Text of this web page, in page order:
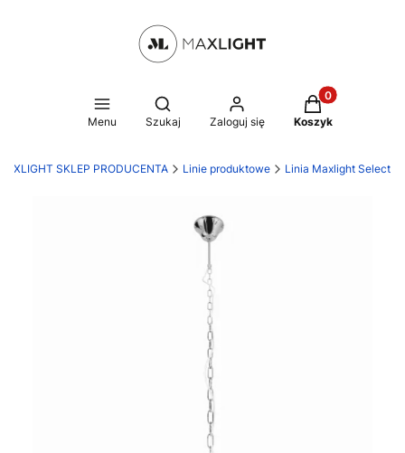
Menu
Otwórz wyszukiwarkę
Szukaj Zaloguj się
Produkty w
Koszyk
SKLEP PRODUCENTA Linie produktowe Linia Maxlight Select